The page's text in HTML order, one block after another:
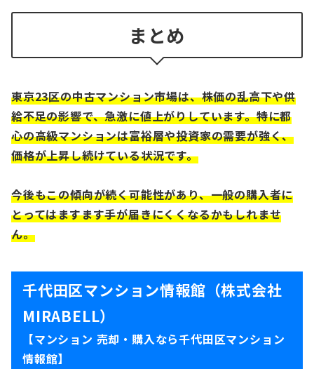
まとめ
東京23区の中古マンション市場は、株価の乱高下や供
給不足の影響で、急激に値上がりしています。特に都
心の高級マンションは富裕層や投資家の需要が強く、
価格が上昇し続けている状況です。
今後もこの傾向が続く可能性があり、一般の購入者に
とってはますます手が届きにくくなるかもしれませ
ん。
千代田区マンション情報館（株式会社
MIRABELL）
【マンション 売却・購入なら千代田区マンション
情報館】